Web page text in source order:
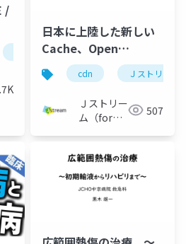
/
ネットワーク sase
日本に上陸した新しい
Cache、Open
Caching を触ってみ
た。
_JANOG53_20240119
cdn Ｊストリーム
Ｊストリー
ム（for
507